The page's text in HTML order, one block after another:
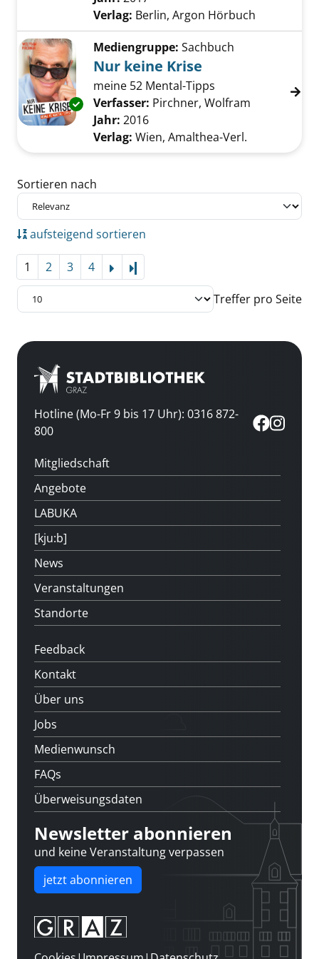
Verlag: Berlin, Argon Hörbuch
Exemplar-Details von Nur keine Krise
Mediengruppe: Sachbuch
Nur keine Krise
meine 52 Mental-Tipps
Verfasser: Pirchner, Wolfram
Jahr: 2016
Verlag: Wien, Amalthea-Verl.
Zu den Suchfiltern springen
Sortieren nach
aufsteigend sortieren
1 2 3 4
Treffer pro Seite
Hotline (Mo-Fr 9 bis 17 Uhr): 0316 872-
800
Mitgliedschaft
Angebote
LABUKA
[kju:b]
News
Veranstaltungen
Standorte
Feedback
Kontakt
Über uns
Jobs
Medienwunsch
FAQs
Überweisungsdaten
Newsletter abonnieren
und keine Veranstaltung verpassen
jetzt abonnieren